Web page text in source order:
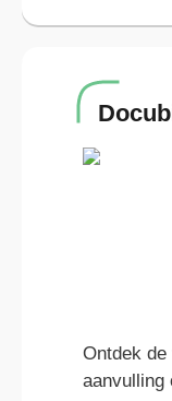
Ontdek
aanvulling